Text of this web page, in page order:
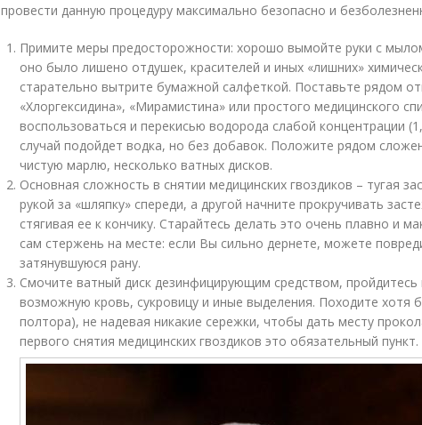
провести данную процедуру максимально безопасно и
Примите меры предосторожности: хорошо вымойте руки с
оно было лишено отдушек, красителей и иных «лишних»
старательно вытрите бумажной салфеткой. Поставьте рядом
«Хлоргексидина», «Мирамистина» или простого медицинского
воспользоваться и перекисью водорода слабой концентрации
случай подойдет водка, но без добавок. Положите рядом
чистую марлю, несколько ватных дисков.
Основная сложность в снятии медицинских гвоздиков – тугая
рукой за «шляпку» спереди, а другой начните прокручивать
стягивая ее к кончику. Старайтесь делать это очень плавно и
сам стержень на месте: если Вы сильно дернете, можете
затянувшуюся рану.
Смочите ватный диск дезинфицирующим средством,
возможную кровь, сукровицу и иные выделения. Походите хотя
полтора), не надевая никакие сережки, чтобы дать месту
первого снятия медицинских гвоздиков это обязательный пункт.